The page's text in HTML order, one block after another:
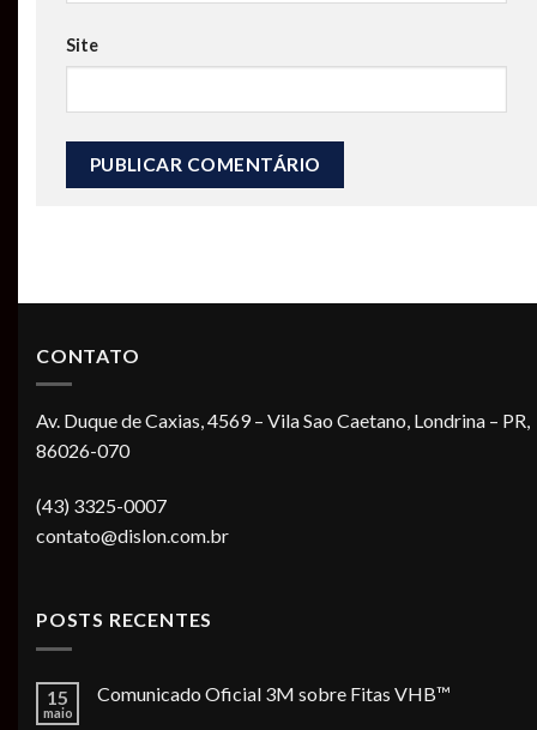
Site
CONTATO
Av. Duque de Caxias, 4569 – Vila Sao Caetano, Londrina – PR,
86026-070
(43) 3325-0007
contato@dislon.com.br
POSTS RECENTES
15
maio
Comunicado Oficial 3M sobre Fitas VHB™